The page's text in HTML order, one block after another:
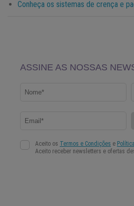
Conheça os sistemas de crença e